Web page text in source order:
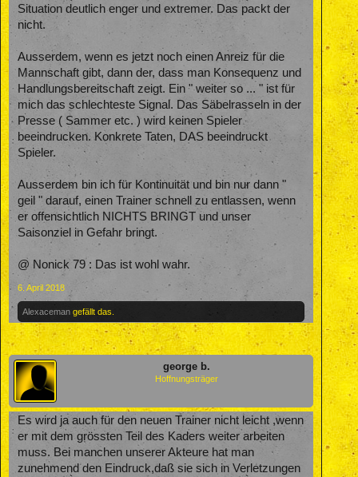
Situation deutlich enger und extremer. Das packt der
nicht.
Ausserdem, wenn es jetzt noch einen Anreiz für die
Mannschaft gibt, dann der, dass man Konsequenz und
Handlungsbereitschaft zeigt. Ein " weiter so ... " ist für
mich das schlechteste Signal. Das Säbelrasseln in der
Presse ( Sammer etc. ) wird keinen Spieler
beeindrucken. Konkrete Taten, DAS beeindruckt
Spieler.
Ausserdem bin ich für Kontinuität und bin nur dann "
geil " darauf, einen Trainer schnell zu entlassen, wenn
er offensichtlich NICHTS BRINGT und unser
Saisonziel in Gefahr bringt.
@ Nonick 79 : Das ist wohl wahr.
6. April 2018
Alexaceman gefällt das.
george b.
Hoffnungsträger
Es wird ja auch für den neuen Trainer nicht leicht ,wenn
er mit dem grössten Teil des Kaders weiter arbeiten
muss. Bei manchen unserer Akteure hat man
zunehmend den Eindruck,daß sie sich in Verletzungen